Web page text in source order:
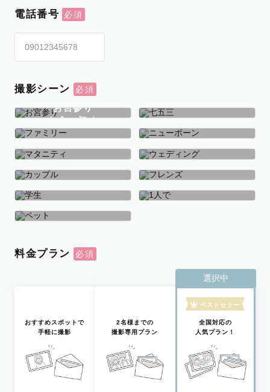
電話番号
撮影シーン
お宮参り
お食い初め
七五三
ファミリー ニューボーン
マタニティ ウェディング
カップル フレンズ
学生
料金プラン
おすすめスポットで
手軽に撮影
2名様までの
撮影専用プラン
選択中
ベストセラー
全国対応の
人気プラン！